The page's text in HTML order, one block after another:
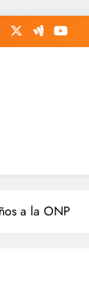
a la ONP